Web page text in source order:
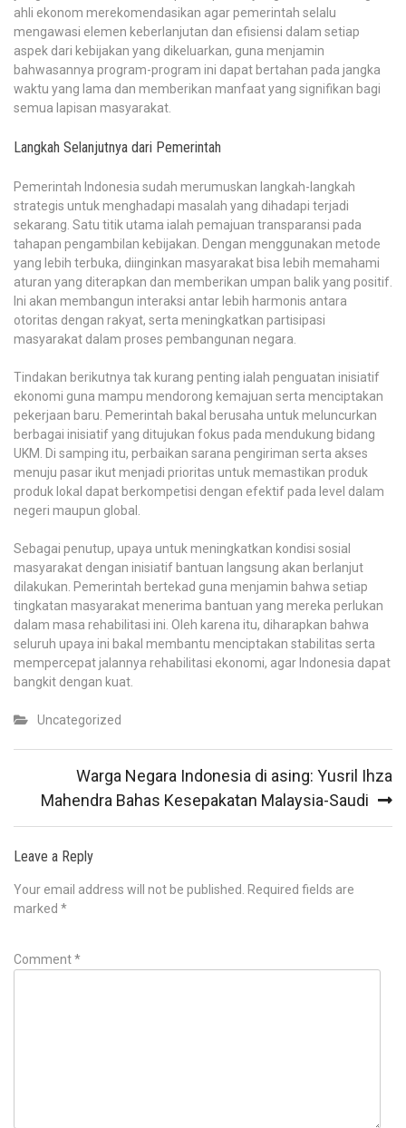
ahli ekonom merekomendasikan agar pemerintah selalu
mengawasi elemen keberlanjutan dan efisiensi dalam setiap
aspek dari kebijakan yang dikeluarkan, guna menjamin
bahwasannya program-program ini dapat bertahan pada jangka
waktu yang lama dan memberikan manfaat yang signifikan bagi
semua lapisan masyarakat.
Langkah Selanjutnya dari Pemerintah
Pemerintah Indonesia sudah merumuskan langkah-langkah
strategis untuk menghadapi masalah yang dihadapi terjadi
sekarang. Satu titik utama ialah pemajuan transparansi pada
tahapan pengambilan kebijakan. Dengan menggunakan metode
yang lebih terbuka, diinginkan masyarakat bisa lebih memahami
aturan yang diterapkan dan memberikan umpan balik yang positif.
Ini akan membangun interaksi antar lebih harmonis antara
otoritas dengan rakyat, serta meningkatkan partisipasi
masyarakat dalam proses pembangunan negara.
Tindakan berikutnya tak kurang penting ialah penguatan inisiatif
ekonomi guna mampu mendorong kemajuan serta menciptakan
pekerjaan baru. Pemerintah bakal berusaha untuk meluncurkan
berbagai inisiatif yang ditujukan fokus pada mendukung bidang
UKM. Di samping itu, perbaikan sarana pengiriman serta akses
menuju pasar ikut menjadi prioritas untuk memastikan produk
produk lokal dapat berkompetisi dengan efektif pada level dalam
negeri maupun global.
Sebagai penutup, upaya untuk meningkatkan kondisi sosial
masyarakat dengan inisiatif bantuan langsung akan berlanjut
dilakukan. Pemerintah bertekad guna menjamin bahwa setiap
tingkatan masyarakat menerima bantuan yang mereka perlukan
dalam masa rehabilitasi ini. Oleh karena itu, diharapkan bahwa
seluruh upaya ini bakal membantu menciptakan stabilitas serta
mempercepat jalannya rehabilitasi ekonomi, agar Indonesia dapat
bangkit dengan kuat.
Uncategorized
navigation
Warga Negara Indonesia di asing: Yusril Ihza
Mahendra Bahas Kesepakatan Malaysia-Saudi
Leave a Reply
Your email address will not be published. Required fields are
marked *
Comment*